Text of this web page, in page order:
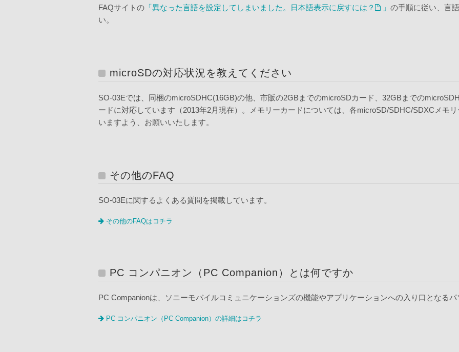
FAQサイトの 「異なった言語を設定してしまいました。日本語表示に戻すには？ 」 の手順に従い、言
い。
microSDの対応状況を教えてください
SO-03Eでは、同梱のmicroSDHC(16GB)の他、市販の2GBまでのmicroSDカード、32GBまでの
ードに対応しています（2013年2月現在）。メモリーカードについては、各microSD/SDHC/SDXCメモ
いますよう、お願いいたします。
その他のFAQ
SO-03Eに関するよくある質問を掲載しています。
その他のFAQはコチラ
PC コンパニオン（PC Companion）とは何ですか
PC Companionは、ソニーモバイルコミュニケーションズの機能やアプリケーションへの入り口となるパ
PC コンパニオン（PC Companion）の詳細はコチラ